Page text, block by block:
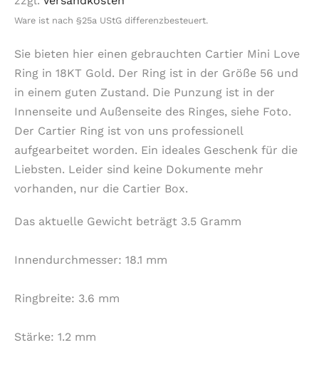
Ware ist nach §25a UStG differenzbesteuert.
Sie bieten hier einen gebrauchten Cartier Mini Love
Ring in 18KT Gold. Der Ring ist in der Größe 56 und
in einem guten Zustand. Die Punzung ist in der
Innenseite und Außenseite des Ringes, siehe Foto.
Der Cartier Ring ist von uns professionell
aufgearbeitet worden. Ein ideales Geschenk für die
Liebsten. Leider sind keine Dokumente mehr
vorhanden, nur die Cartier Box.
Das aktuelle Gewicht beträgt 3.5 Gramm
Innendurchmesser: 18.1 mm
Ringbreite: 3.6 mm
Stärke: 1.2 mm